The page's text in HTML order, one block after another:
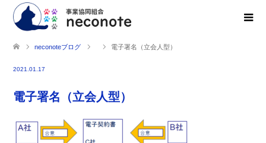
neconoteブログ 電子署名（立会人型）
2021.01.17
電子署名（立会人型）